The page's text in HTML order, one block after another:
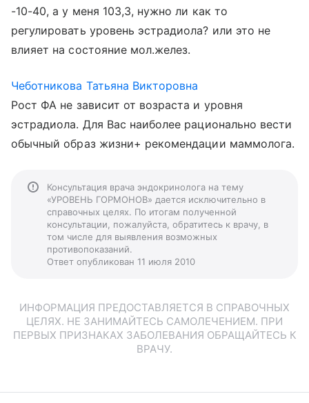
-10-40, а у меня 103,3, нужно ли как то
регулировать уровень эстрадиола? или это не
влияет на состояние мол.желез.
Чеботникова Татьяна Викторовна
Рост ФА не зависит от возраста и уровня
эстрадиола. Для Вас наиболее рационально вести
обычный образ жизни+ рекомендации маммолога.
Консультация врача эндокринолога на тему
«УРОВЕНЬ ГОРМОНОВ» дается исключительно в
справочных целях. По итогам полученной
консультации, пожалуйста, обратитесь к врачу, в
том числе для выявления возможных
противопоказаний.
Ответ опубликован 11 июля 2010
ИНФОРМАЦИЯ ПРЕДОСТАВЛЯЕТСЯ В СПРАВОЧНЫХ
ЦЕЛЯХ. НЕ ЗАНИМАЙТЕСЬ САМОЛЕЧЕНИЕМ. ПРИ
ПЕРВЫХ ПРИЗНАКАХ ЗАБОЛЕВАНИЯ ОБРАЩАЙТЕСЬ К
ВРАЧУ.